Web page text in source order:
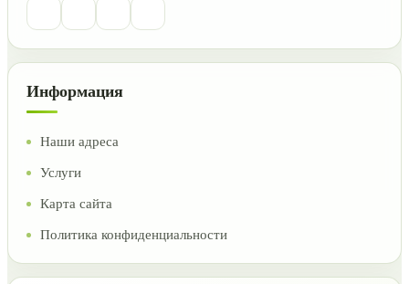
Информация
Наши адреса
Услуги
Карта сайта
Политика конфиденциальности